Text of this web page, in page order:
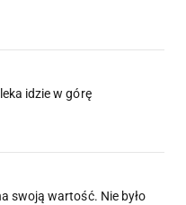
idzie w górę
swoją wartość. Nie było